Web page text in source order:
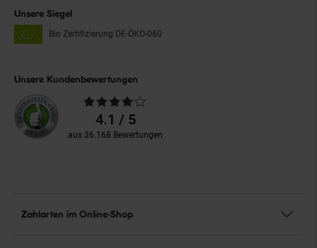
Unsere Siegel
Bio Zertifizierung DE-ÖKO-060
Unsere Kundenbewertungen
Durchschnittliche
Bewertungen4.1 / 5
aus 36.168 Bewertungen
Zahlarten im Online-Shop